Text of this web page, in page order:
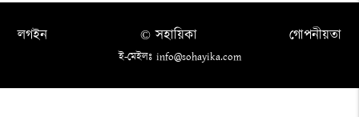
লগইন গোপনীয়তা
© সহায়িকা
ই-মেইলঃ info@sohayika.com